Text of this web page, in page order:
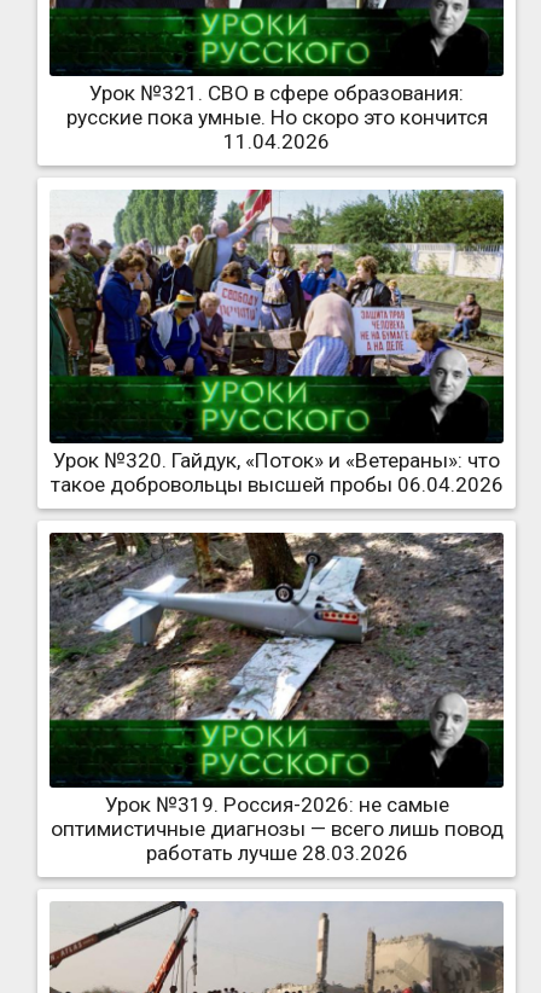
Урок №321. СВО в сфере образования:
русские пока умные. Но скоро это кончится
11.04.2026
Урок №320. Гайдук, «Поток» и «Ветераны»: что
такое добровольцы высшей пробы 06.04.2026
Урок №319. Россия-2026: не самые
оптимистичные диагнозы — всего лишь повод
работать лучше 28.03.2026